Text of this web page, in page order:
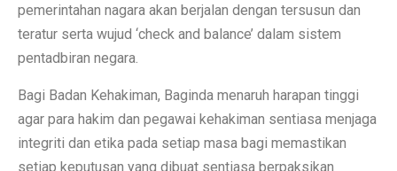
pemerintahan nagara akan berjalan dengan tersusun dan
teratur serta wujud ‘check and balance’ dalam sistem
pentadbiran negara.
Bagi Badan Kehakiman, Baginda menaruh harapan tinggi
agar para hakim dan pegawai kehakiman sentiasa menjaga
integriti dan etika pada setiap masa bagi memastikan
setiap keputusan yang dibuat sentiasa berpaksikan